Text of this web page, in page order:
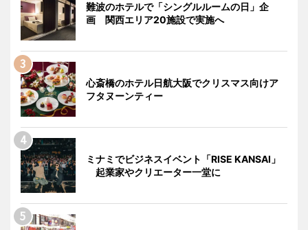
難波のホテルで「シングルルームの日」企
画 関西エリア20施設で実施へ
心斎橋のホテル日航大阪でクリスマス向けア
フタヌーンティー
ミナミでビジネスイベント「RISE KANSAI」
起業家やクリエーター一堂に